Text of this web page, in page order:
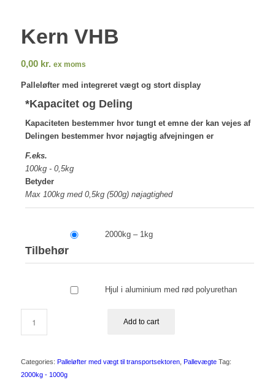
Kern VHB
0,00 kr. ex moms
Palleløfter med integreret vægt og stort display
*Kapacitet og Deling
Kapaciteten bestemmer hvor tungt et emne der kan vejes af
Delingen bestemmer hvor nøjagtig afvejningen er
F.eks.
100kg - 0,5kg
Betyder
Max 100kg med 0,5kg (500g) nøjagtighed
2000kg – 1kg
Tilbehør
Hjul i aluminium med rød polyurethan
Add to cart
Categories: Palleløfter med vægt til transportsektoren, Pallevægte Tag:
2000kg - 1000g